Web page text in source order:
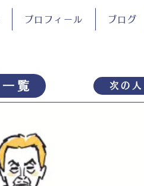
プロフィール ブログ
一覧 次の人